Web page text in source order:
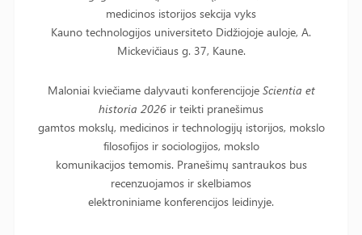
medicinos istorijos sekcija vyks
Kauno technologijos universiteto Didžiojoje auloje, A.
Mickevičiaus g. 37, Kaune.
Maloniai kviečiame dalyvauti konferencijoje Scientia et
historia 2026 ir teikti pranešimus
gamtos mokslų, medicinos ir technologijų istorijos, mokslo
filosofijos ir sociologijos, mokslo
komunikacijos temomis. Pranešimų santraukos bus
recenzuojamos ir skelbiamos
elektroniniame konferencijos leidinyje.